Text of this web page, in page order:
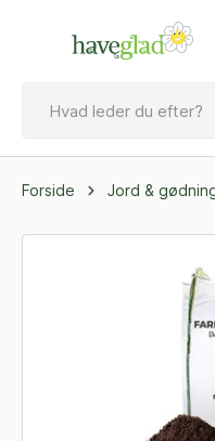
Forside Jord &